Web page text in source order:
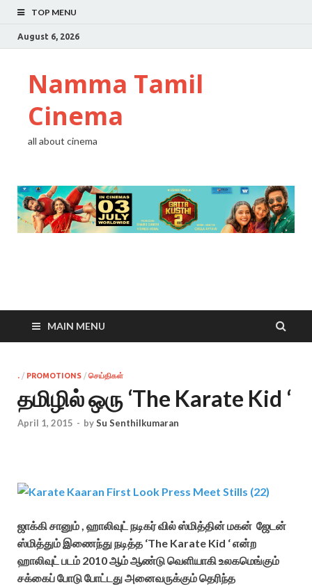
TOP MENU
August 6, 2026
Namma Tamil
Cinema
all about cinema
MAIN MENU
. / PROMOTIONS / செய்திகள்
தமிழில் ஒரு ‘The Karate Kid ‘
April 1, 2015 - bySu Senthilkumaran
ஜாக்கி சானும் , ஹாலிவுட் நடிகர் வில் ஸ்மித்தின் மகன் ஜேடன்
ஸ்மித்தும் இணைந்து நடித்த ‘The Karate Kid ‘ என்ற
ஹாலிவுட் படம் 2010 ஆம் ஆண்டு வெளியாகி உலகமெங்கும்
சக்கைப் போடு போட்டது அனைவருக்கும் தெரிந்த